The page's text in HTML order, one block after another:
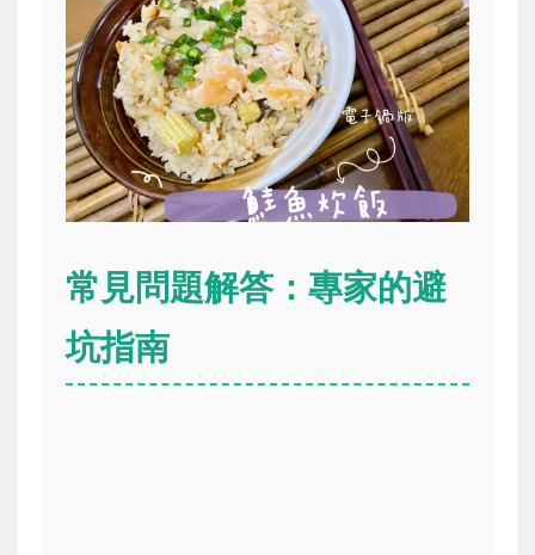
常見問題解答：專家的避
坑指南